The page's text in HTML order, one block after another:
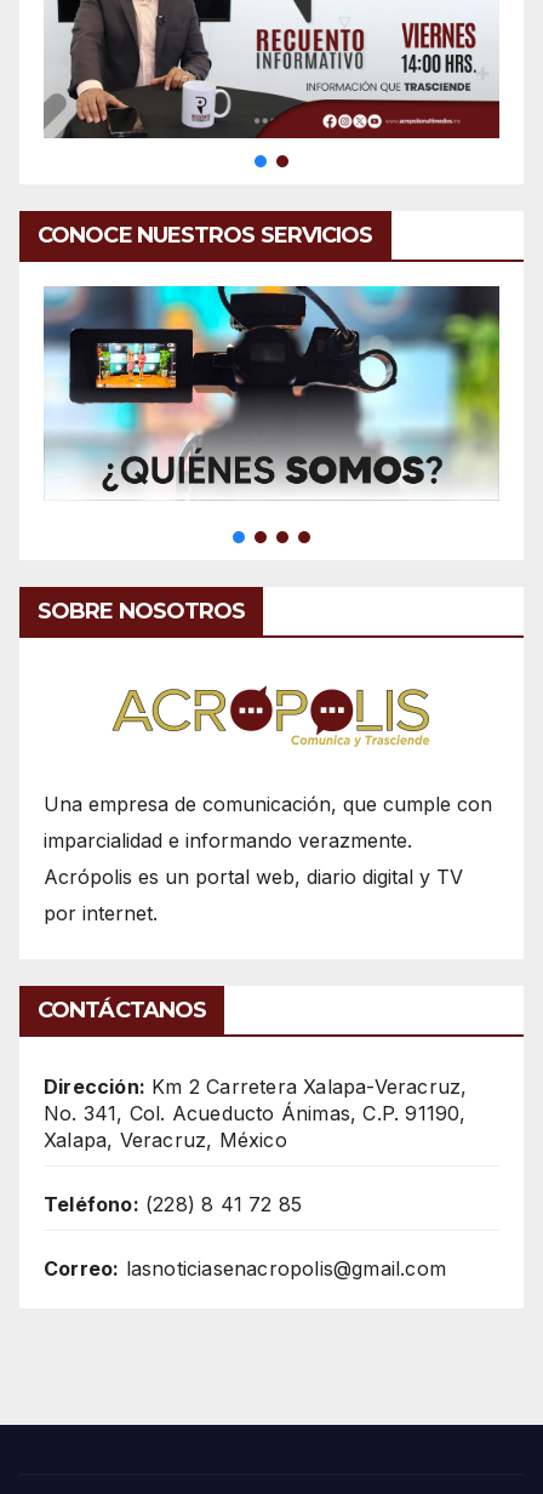
CONOCE NUESTROS SERVICIOS
SOBRE NOSOTROS
Una empresa de comunicación, que cumple con
imparcialidad e informando verazmente.
Acrópolis es un portal web, diario digital y TV
por internet.
CONTÁCTANOS
Dirección: Km 2 Carretera Xalapa-Veracruz,
No. 341, Col. Acueducto Ánimas, C.P. 91190,
Xalapa, Veracruz, México
Teléfono: (228) 8 41 72 85
Correo: lasnoticiasenacropolis@gmail.com